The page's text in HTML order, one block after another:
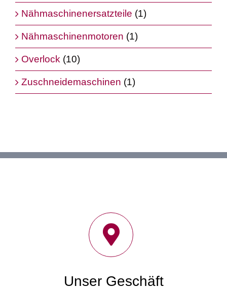
Nähmaschinenersatzteile (1)
Nähmaschinenmotoren (1)
Overlock (10)
Zuschneidemaschinen (1)
Unser Geschäft